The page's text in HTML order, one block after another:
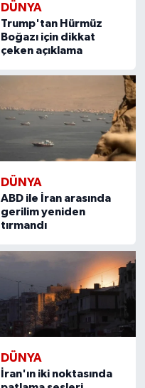
DÜNYA
Trump'tan Hürmüz
Boğazı için dikkat
çeken açıklama
DÜNYA
ABD ile İran arasında
gerilim yeniden
tırmandı
DÜNYA
İran'ın iki noktasında